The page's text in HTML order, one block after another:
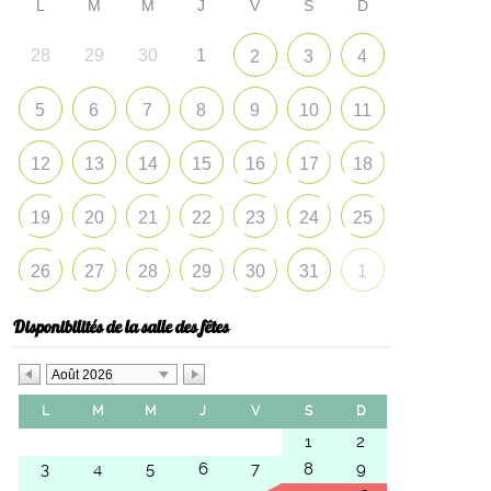
M M J V S D
28 29 30 1 2 3 4
5 6 7 8 9 10 11
12 13 14 15 16 17 18
19 20 21 22 23 24 25
26 27 28 29 30 31 1
Disponibilités de la salle des fêtes
Août 2026
L M M J V S D
1
2
3
4 5 6 7 8
9